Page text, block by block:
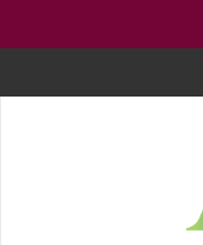
2023